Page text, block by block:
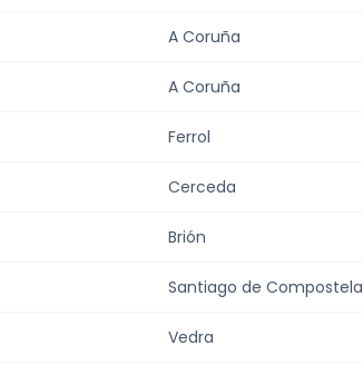
A Coruña
A Coruña
Ferrol
Cerceda
Brión
Santiago de Compostela
Vedra